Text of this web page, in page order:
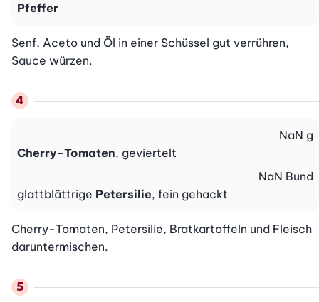
Pfeffer
Senf, Aceto und Öl in einer Schüssel gut verrühren,
Sauce würzen.
Cherry-Tomaten, geviertelt
NaN g
glattblättrige Petersilie, fein gehackt
NaN Bund
Cherry-Tomaten, Petersilie, Bratkartoffeln und Fleisch
daruntermischen.